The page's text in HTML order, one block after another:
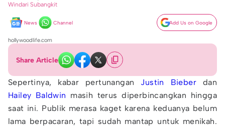
Windari Subangkit
News Channel Add Us on Google
hollywoodlife.com
Share Article
Sepertinya, kabar pertunangan Justin Bieberdan
Hailey Baldwin masih terus diperbincangkan hingga
saat ini. Publik merasa kaget karena keduanya belum
lama berpacaran, tapi sudah mantap untuk menikah.